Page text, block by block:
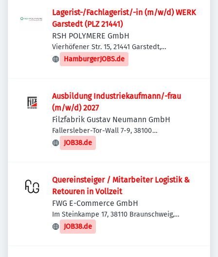
Lagerist-/Fachlagerist/-in (m/w/d) WERK
Garstedt (PLZ 21441)
RSH POLYMERE GmbH
Vierhöfener Str. 15, 21441 Garstedt,
Deutschland
HamburgerJOBS.de
Ausbildung Industriekaufmann/-frau
(m/w/d) 2027
Filzfabrik Gustav Neumann GmbH
Fallersleber-Tor-Wall 7-9, 38100
Braunschweig, Deutschland
JOB38.de
Quereinsteiger / Mitarbeiter Logistik &
Retouren in Vollzeit
FWG E-Commerce GmbH
Im Steinkampe 17, 38110 Braunschweig,
Deutschland
JOB38.de